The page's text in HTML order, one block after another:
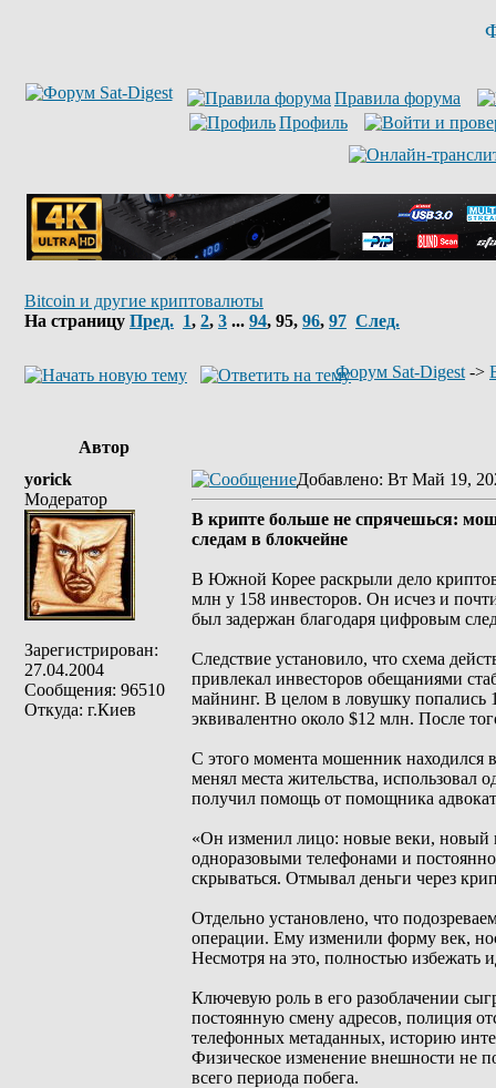
Правила форума
Профиль
Bitcoin и другие криптовалюты
На страницу Пред. 1, 2, 3 ... 94, 95, 96, 97 След.
Форум Sat-Digest ->
Автор
yorick
Модератор
Зарегистрирован:
27.04.2004
Сообщения: 96510
Откуда: г.Киев
Добавлено: Вт Май 19,
В крипте больше не спрячешься:
следам в блокчейне
В Южной Корее раскрыли дело
млн у 158 инвесторов. Он исчез и
был задержан благодаря цифровым
Следствие установило, что схема
привлекал инвесторов обещаниями
майнинг. В целом в ловушку попались
эквивалентно около $12 млн. После
С этого момента мошенник находился
менял места жительства,
получил помощь от помощника
«Он изменил лицо: новые веки, новый
одноразовыми телефонами и
скрываться. Отмывал деньги через
Отдельно установлено, что
операции. Ему изменили форму век,
Несмотря на это, полностью избежать
Ключевую роль в его разоблачении
постоянную смену адресов, полиция
телефонных метаданных, историю
Физическое изменение внешности не
всего периода побега.